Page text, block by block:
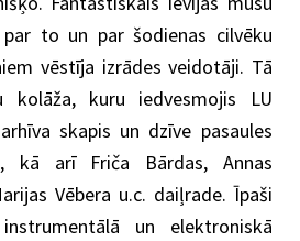
to un par šodienas cilvēku
vēstīja izrādes veidotāji. Tā
kuru iedvesmojis LU
skapis un dzīve pasaules
kā arī Friča Bārdas, Annas
Vēbera u.c. daiļrade. Īpaši
un elektroniskā